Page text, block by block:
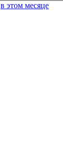
в этом месяце